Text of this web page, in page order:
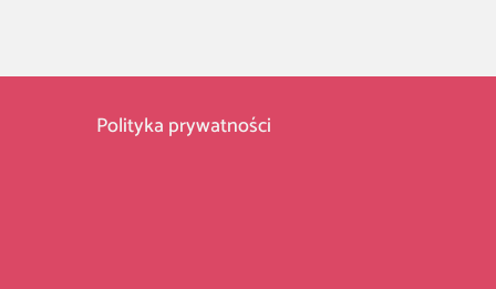
Polityka prywatności